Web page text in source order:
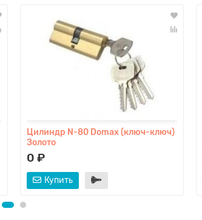
Цилиндр N-80 Domax (ключ-ключ)
Золото
0 ₽
Купить